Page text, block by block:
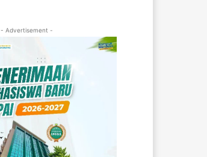
- Advertisement -